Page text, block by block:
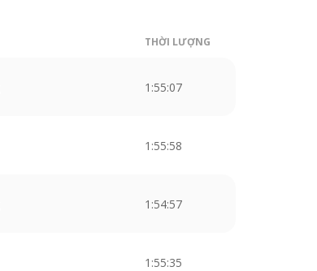
THỜI LƯỢNG
1:55:07
1:55:58
1:54:57
1:55:35